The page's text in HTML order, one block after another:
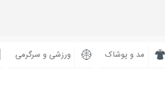
مد و پوشاک ورزشی و سرگرمی